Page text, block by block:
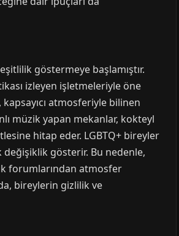
göstermeye başlamıştır.
izleyen işletmeleriyle öne
kapsayıcı atmosferiyle bilinen
müzik yapan mekanlar, kokteyl
hitap eder. LGBTQ+ bireyler
gösterir. Bu nedenle,
forumlarından atmosfer
bireylerin gizlilik ve